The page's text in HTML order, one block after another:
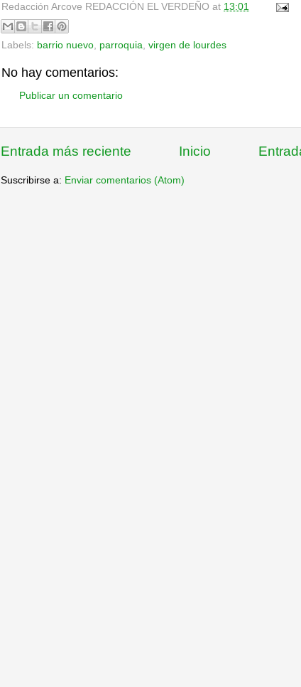
Redacción Arcove REDACCIÓN EL VERDEÑO at 13:01
Labels: barrio nuevo parroquia virgen de lourdes
No hay comentarios:
Publicar un comentario
Entrada más reciente Inicio
Suscribirse a: Enviar comentarios (Atom)